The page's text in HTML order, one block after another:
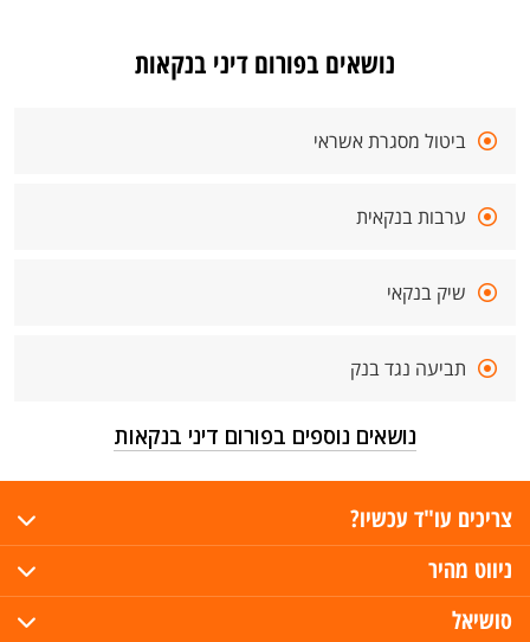
נושאים בפורום דיני בנקאות
ביטול מסגרת אשראי
ערבות בנקאית
שיק בנקאי
תביעה נגד בנק
נושאים נוספים בפורום דיני בנקאות
צריכים עו"ד עכשיו?
ניווט מהיר
סושיאל